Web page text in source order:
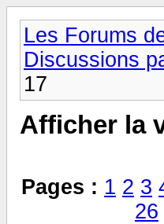
Les Forums
Discussions
17
Afficher la
Pages : 1 2 3
26